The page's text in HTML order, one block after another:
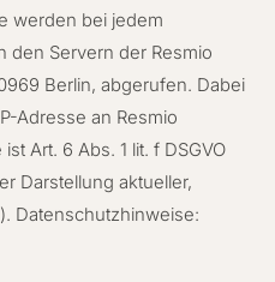
werden bei jedem
den Servern der Resmio
Berlin, abgerufen. Dabei
Adresse an Resmio
Art. 6 Abs. 1 lit. f DSGVO
Darstellung aktueller,
Datenschutzhinweise: